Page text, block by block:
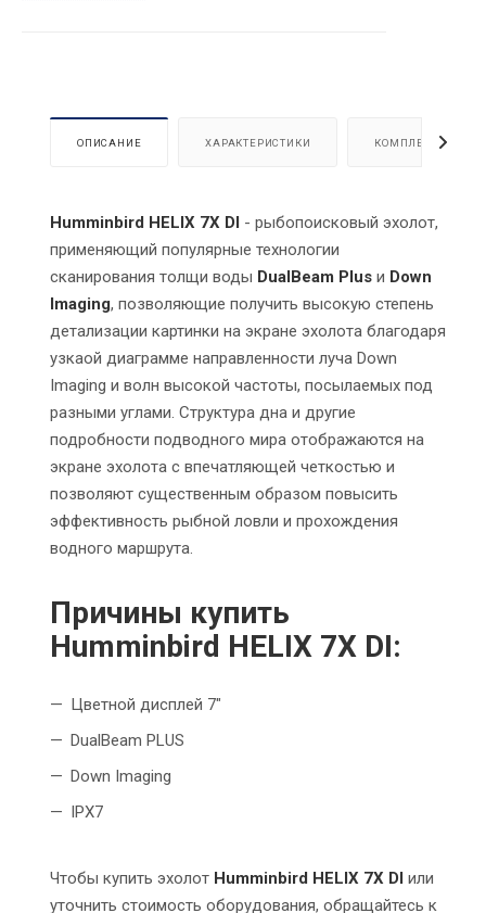
ОПИСАНИЕ ХАРАКТЕРИСТИКИ КОМПЛЕКТАЦИЯ
Humminbird HELIX 7X DI - рыбопоисковый эхолот,
применяющий популярные технологии
сканирования толщи воды DualBeam Plus и Down
Imaging, позволяющие получить высокую степень
детализации картинки на экране эхолота благодаря
узкаой диаграмме направленности луча Down
Imaging и волн высокой частоты, посылаемых под
разными углами. Структура дна и другие
подробности подводного мира отображаются на
экране эхолота с впечатляющей четкостью и
позволяют существенным образом повысить
эффективность рыбной ловли и прохождения
водного маршрута.
Причины купить
Humminbird HELIX 7X DI:
Цветной дисплей 7"
DualBeam PLUS
Down Imaging
IPX7
Чтобы купить эхолот Humminbird HELIX 7X DI или
уточнить стоимость оборудования, обращайтесь к